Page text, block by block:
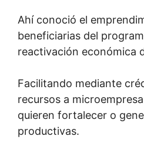
Ahí conoció el
beneficiarias del
reactivación económica
Facilitando mediante
recursos a
quieren fortalecer o
productivas.